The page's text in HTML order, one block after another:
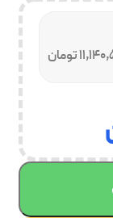
تومان